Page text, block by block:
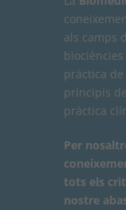
als camps
pràctica
principis
pràctica
Per
tots els
nostre